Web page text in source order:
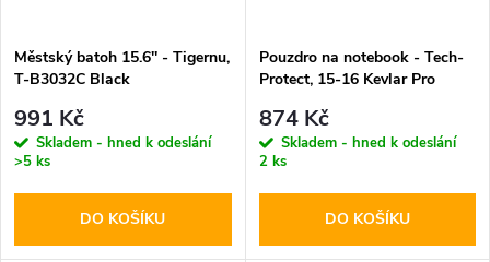
Městský batoh 15.6'' - Tigernu,
T-B3032C Black
991 Kč
Skladem - hned k odeslání
>5 ks
DO KOŠÍKU
Pouzdro na notebook - Tech-
Protect, 15-16 Kevlar Pro
874 Kč
Skladem - hned k odeslání
2 ks
DO KOŠÍKU